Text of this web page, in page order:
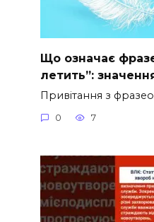
Що означає
летить”:
Привітання з
0 7